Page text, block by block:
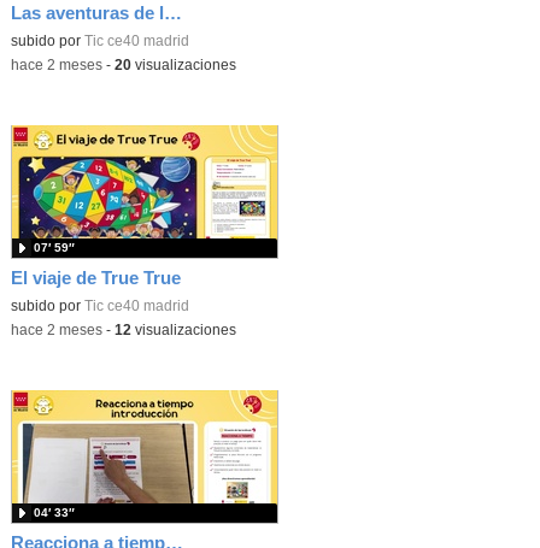
Las aventuras de la palabras. Aprende con Scratch
subido por Tic ce40 madrid
-hace 2 meses- 20visualizaciones
El viaje de True True
subido por Tic ce40 madrid
07′ 59″
-hace 2 meses- 12 visualizaciones
Reacciona a tiempo: programación y reflejos con Micro:bit
04′ 33″